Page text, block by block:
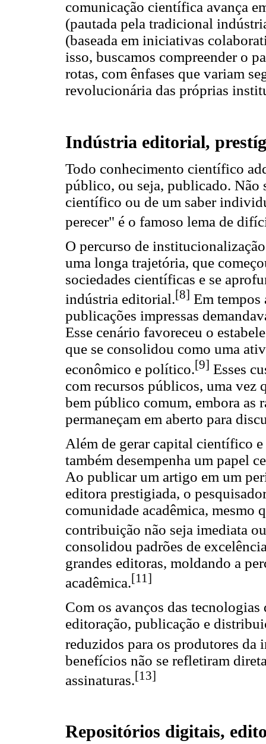
comunicação científica avança
(pautada pela tradicional
(baseada em iniciativas
isso, buscamos compreender o
rotas, com ênfases que variam
revolucionária das próprias
Indústria editorial,
Todo conhecimento cien­tí­fi­co
público, ou seja, publicado. Não
científico ou de um saber
perecer" é o famoso lema de
O percurso de
uma longa trajetória, que
sociedades científicas e se
indústria editorial.[8] Em tempos
publicações impressas
Esse cenário favoreceu o
que se consolidou como uma
econômico e político.[9] Esses
com recursos públicos, uma vez
bem público comum, embora as
permaneçam em aberto para
Além de gerar capital científico
também desempenha um papel
Ao publicar um artigo em um
editora prestigiada, o
comunidade acadêmica, mesmo
contribuição não seja imediata
consolidou padrões de
grandes editoras, moldando a
acadêmica.[11]
Com os avanços das
editoração, publicação e
reduzidos para os produtores da
benefícios não se refletiram
assinaturas.[13]
Repositórios digitais,